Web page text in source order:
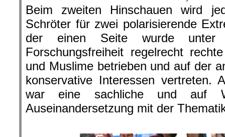
Beim zweiten Hinschauen wird
Schröter für zwei polarisierende
der einen Seite wurde unter
Forschungsfreiheit regelrecht
und Muslime betrieben und auf der
konservative Interessen vertreten.
war eine sachliche und auf
Auseinandersetzung mit der